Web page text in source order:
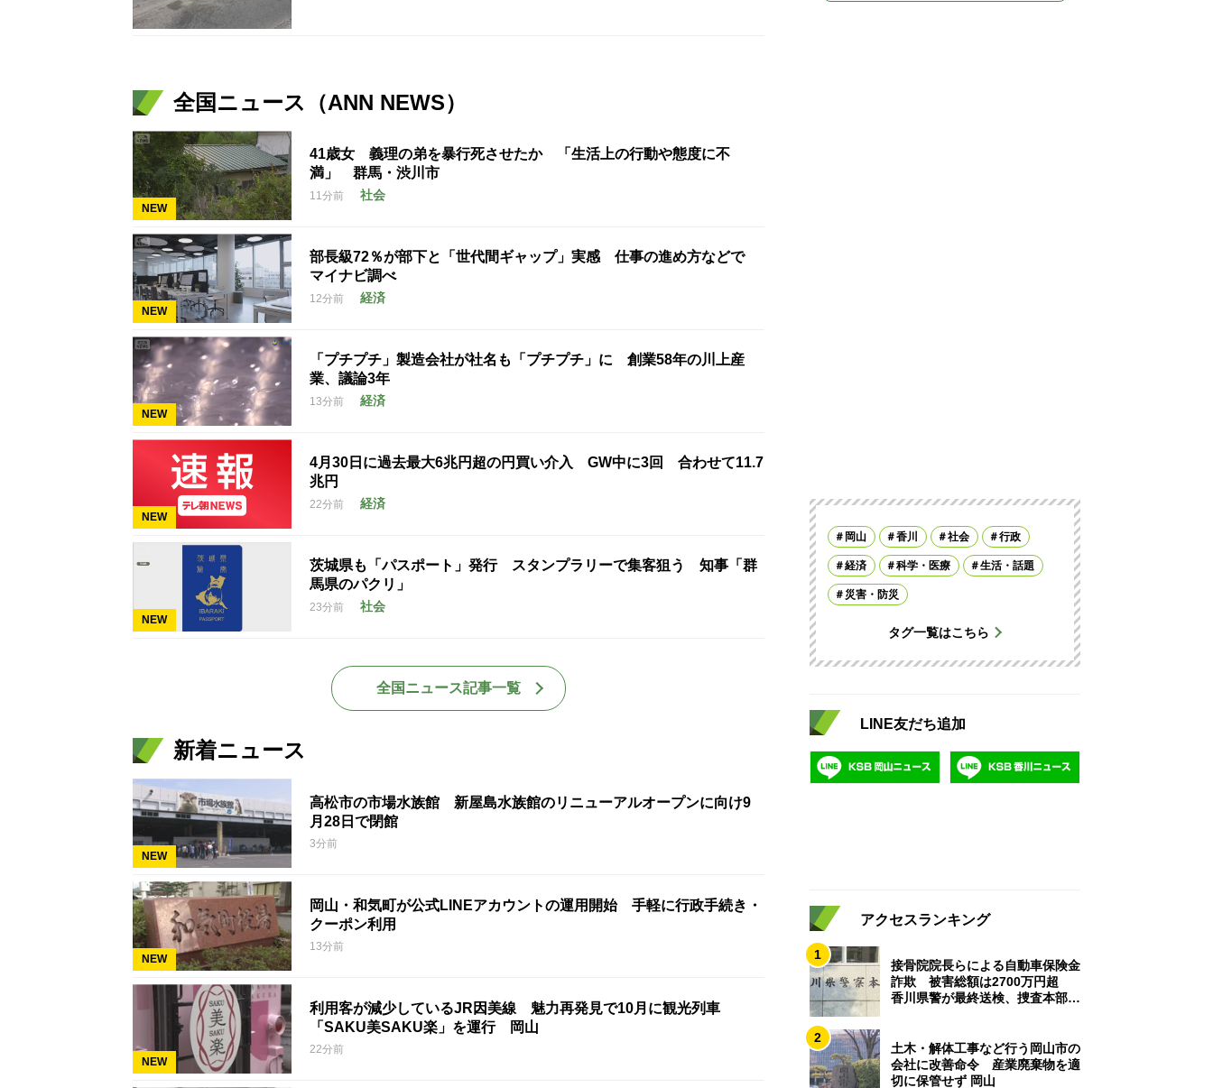
全国ニュース（ANN NEWS）
NEW
41歳女 義理の弟を暴行死させたか 「生活上の行動や態度に不
満」 群馬・渋川市
11分前 社会
NEW
部長級72％が部下と「世代間ギャップ」実感 仕事の進め方などで
マイナビ調べ
12分前 経済
NEW
「プチプチ」製造会社が社名も「プチプチ」に 創業58年の川上産
業、議論3年
13分前 経済
NEW
4月30日に過去最大6兆円超の円買い介入 GW中に3回 合わせて11.7
兆円
22分前 経済
NEW
茨城県も「パスポート」発行 スタンプラリーで集客狙う 知事「群
馬県のパクリ」
23分前 社会
全国ニュース記事一覧
新着ニュース
NEW
高松市の市場水族館 新屋島水族館のリニューアルオープンに向け9
月28日で閉館
3分前
NEW
岡山・和気町が公式LINEアカウントの運用開始 手軽に行政手続き・
クーポン利用
13分前
NEW
利用客が減少しているJR因美線 魅力再発見で10月に観光列車
「SAKU美SAKU楽」を運行 岡山
22分前
岡山 香川 社会 行政
経済 科学・医療 生活・話題
災害・防災
タグ一覧はこちら
LINE友だち追加
アクセスランキング
1
接骨院院長らによる自動車保険金
詐欺 被害総額は2700万円超
香川県警が最終送検、捜査本部解
2
土木・解体工事など行う岡山市の
会社に改善命令 産業廃棄物を適
切に保管せず 岡山